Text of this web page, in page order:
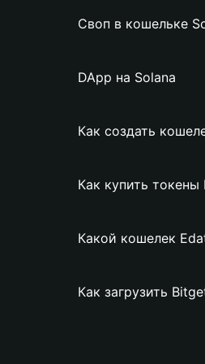
Своп в кошельке
DApp на Solana
Как создать
Как купить токены
Какой кошелек
Как загрузить